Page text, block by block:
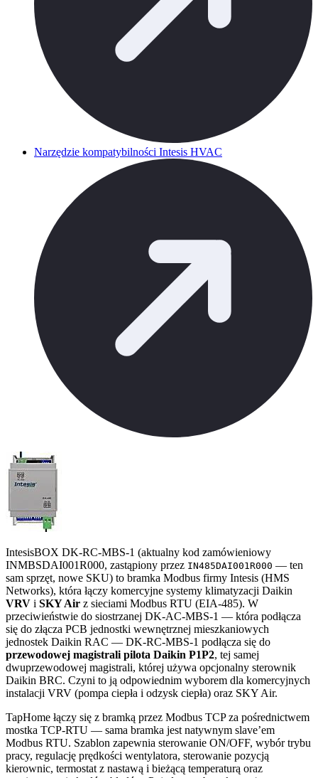
Narzędzie kompatybilności Intesis HVAC
IntesisBOX DK-RC-MBS-1 (aktualny kod zamówieniowy
INMBSDAI001R000, zastąpiony przez IN485DAI001R000 — ten
sam sprzęt, nowe SKU) to bramka Modbus firmy Intesis (HMS
Networks), która łączy komercyjne systemy klimatyzacji Daikin
VRV i SKY Air z sieciami Modbus RTU (EIA-485). W
przeciwieństwie do siostrzanej DK-AC-MBS-1 — która podłącza
się do złącza PCB jednostki wewnętrznej mieszkaniowych
jednostek Daikin RAC — DK-RC-MBS-1 podłącza się do
przewodowej magistrali pilota Daikin P1P2, tej samej
dwuprzewodowej magistrali, której używa opcjonalny sterownik
Daikin BRC. Czyni to ją odpowiednim wyborem dla komercyjnych
instalacji VRV (pompa ciepła i odzysk ciepła) oraz SKY Air.
TapHome łączy się z bramką przez Modbus TCP za pośrednictwem
mostka TCP-RTU — sama bramka jest natywnym slave’em
Modbus RTU. Szablon zapewnia sterowanie ON/OFF, wybór trybu
pracy, regulację prędkości wentylatora, sterowanie pozycją
kierownic, termostat z nastawą i bieżącą temperaturą oraz